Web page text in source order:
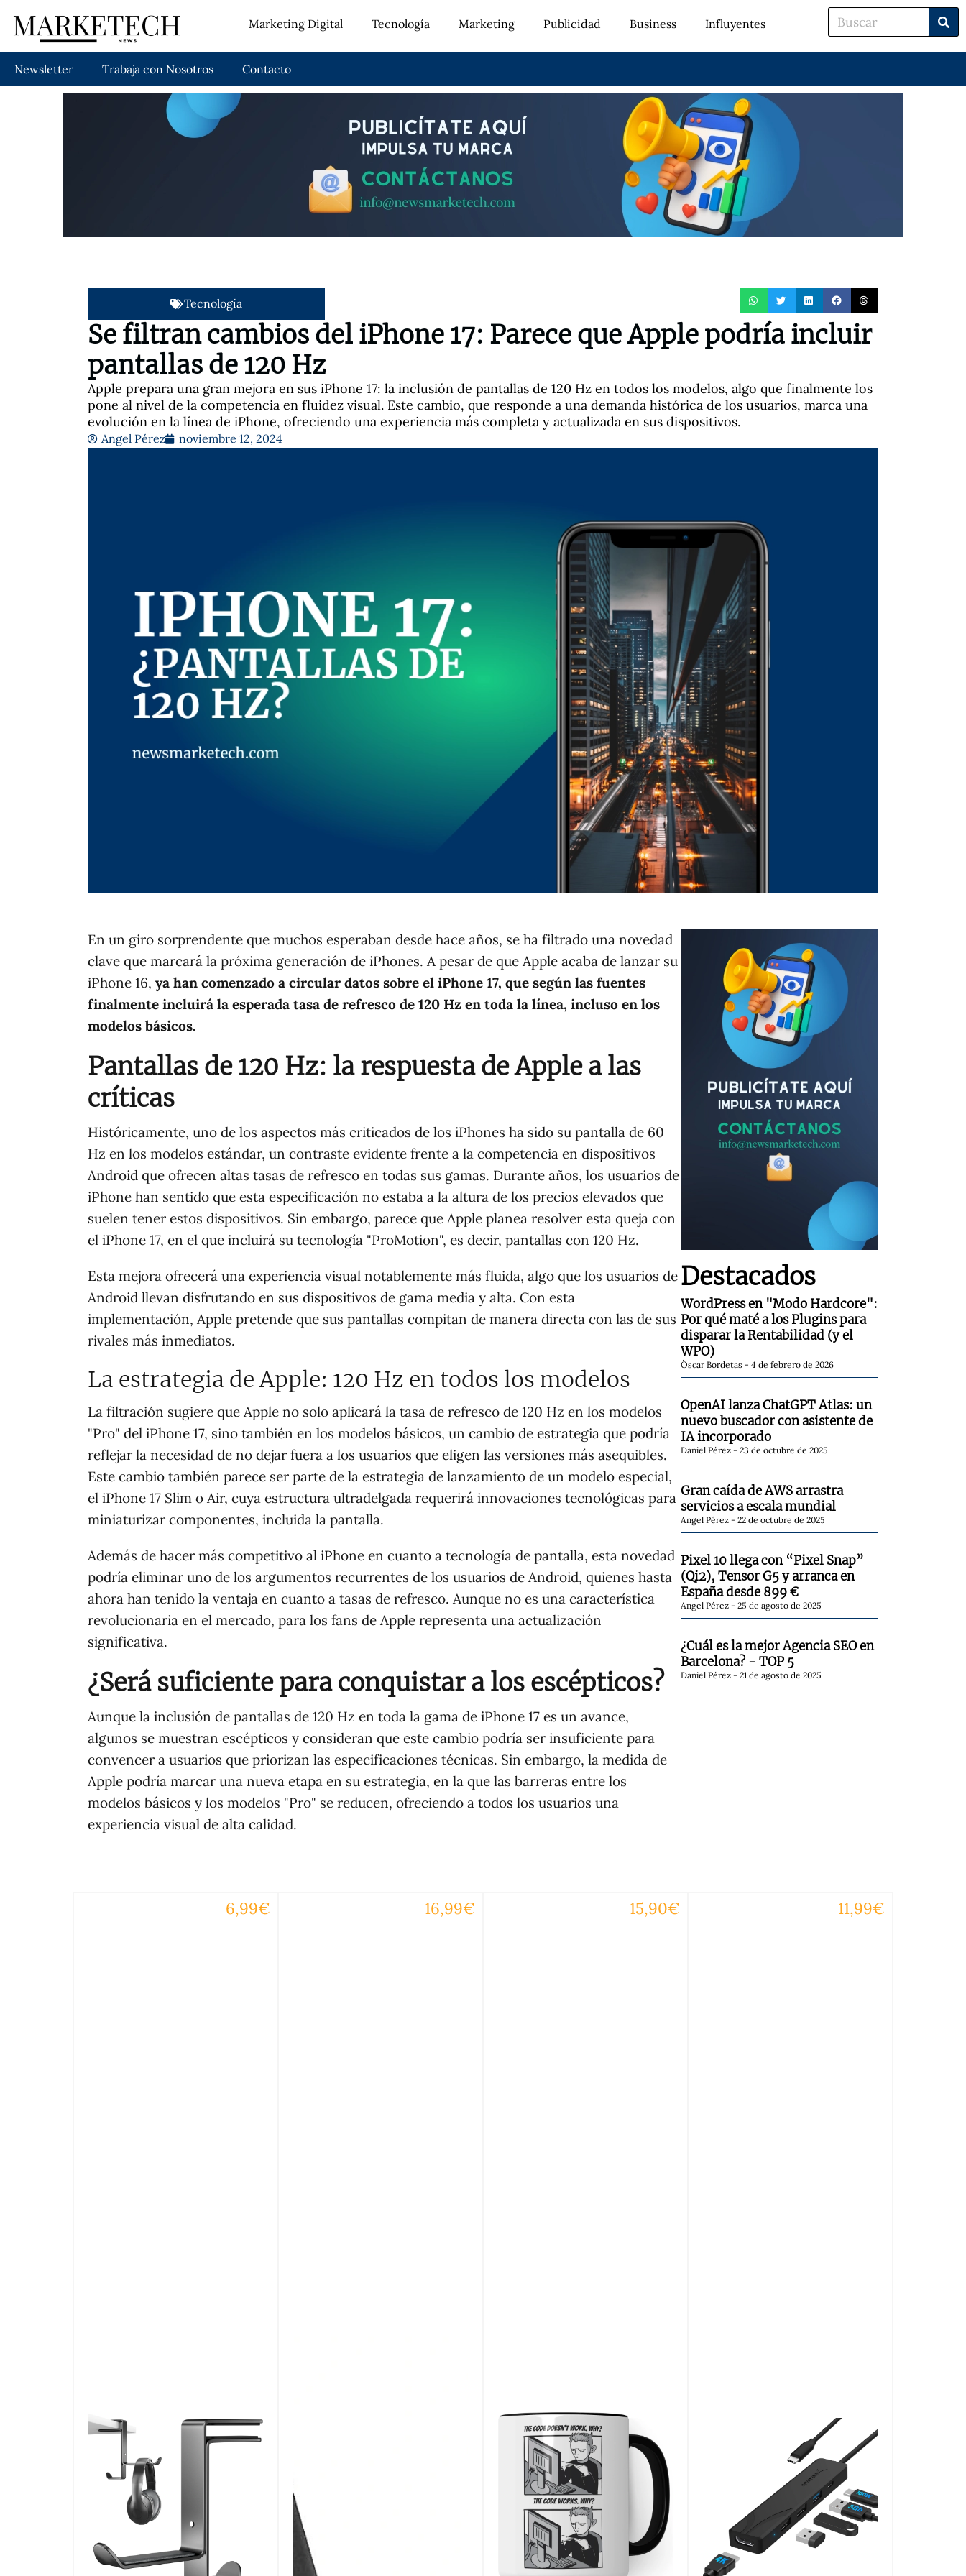
Marketing Digital Tecnología Marketing Publicidad Business Influyentes
Newsletter Trabaja con Nosotros Contacto
Tecnología
Se filtran cambios del iPhone 17: Parece que Apple podría incluir
pantallas de 120 Hz
Apple prepara una gran mejora en sus iPhone 17: la inclusión de pantallas de 120 Hz en todos los modelos, algo que finalmente los
pone al nivel de la competencia en fluidez visual. Este cambio, que responde a una demanda histórica de los usuarios, marca una
evolución en la línea de iPhone, ofreciendo una experiencia más completa y actualizada en sus dispositivos.
Angel Pérez noviembre 12, 2024
En un giro sorprendente que muchos esperaban desde hace años, se ha filtrado una novedad
clave que marcará la próxima generación de iPhones. A pesar de que Apple acaba de lanzar su
iPhone 16, ya han comenzado a circular datos sobre el iPhone 17, que según las fuentes
finalmente incluirá la esperada tasa de refresco de 120 Hz en toda la línea, incluso en los
modelos básicos.
Pantallas de 120 Hz: la respuesta de Apple a las
críticas
Históricamente, uno de los aspectos más criticados de los iPhones ha sido su pantalla de 60
Hz en los modelos estándar, un contraste evidente frente a la competencia en dispositivos
Android que ofrecen altas tasas de refresco en todas sus gamas. Durante años, los usuarios de
iPhone han sentido que esta especificación no estaba a la altura de los precios elevados que
suelen tener estos dispositivos. Sin embargo, parece que Apple planea resolver esta queja con
el iPhone 17, en el que incluirá su tecnología "ProMotion", es decir, pantallas con 120 Hz.
Esta mejora ofrecerá una experiencia visual notablemente más fluida, algo que los usuarios de
Android llevan disfrutando en sus dispositivos de gama media y alta. Con esta
implementación, Apple pretende que sus pantallas compitan de manera directa con las de sus
rivales más inmediatos.
La estrategia de Apple: 120 Hz en todos los modelos
La filtración sugiere que Apple no solo aplicará la tasa de refresco de 120 Hz en los modelos
"Pro" del iPhone 17, sino también en los modelos básicos, un cambio de estrategia que podría
reflejar la necesidad de no dejar fuera a los usuarios que eligen las versiones más asequibles.
Este cambio también parece ser parte de la estrategia de lanzamiento de un modelo especial,
el iPhone 17 Slim o Air, cuya estructura ultradelgada requerirá innovaciones tecnológicas para
miniaturizar componentes, incluida la pantalla.
Además de hacer más competitivo al iPhone en cuanto a tecnología de pantalla, esta novedad
podría eliminar uno de los argumentos recurrentes de los usuarios de Android, quienes hasta
ahora han tenido la ventaja en cuanto a tasas de refresco. Aunque no es una característica
revolucionaria en el mercado, para los fans de Apple representa una actualización
significativa.
¿Será suficiente para conquistar a los escépticos?
Aunque la inclusión de pantallas de 120 Hz en toda la gama de iPhone 17 es un avance,
algunos se muestran escépticos y consideran que este cambio podría ser insuficiente para
convencer a usuarios que priorizan las especificaciones técnicas. Sin embargo, la medida de
Apple podría marcar una nueva etapa en su estrategia, en la que las barreras entre los
modelos básicos y los modelos "Pro" se reducen, ofreciendo a todos los usuarios una
experiencia visual de alta calidad.
Destacados
WordPress en "Modo Hardcore":
Por qué maté a los Plugins para
disparar la Rentabilidad (y el
WPO)
Òscar Bordetas 4 de febrero de 2026
OpenAI lanza ChatGPT Atlas: un
nuevo buscador con asistente de
IA incorporado
Daniel Pérez 23 de octubre de 2025
Gran caída de AWS arrastra
servicios a escala mundial
Angel Pérez 22 de octubre de 2025
Pixel 10 llega con “Pixel Snap”
(Qi2), Tensor G5 y arranca en
España desde 899 €
Angel Pérez 25 de agosto de 2025
¿Cuál es la mejor Agencia SEO en
Barcelona? - TOP 5
Daniel Pérez 21 de agosto de 2025
6,99€ 16,99€ 15,90€ 11,99€